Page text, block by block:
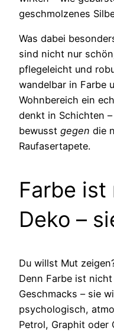
geschmolzenes
Was dabei
sind nicht nur
pflegeleicht und
wandelbar in Farbe
Wohnbereich ein
denkt in Schichten
bewusst gegen die
Raufasertapete.
Farbe ist
Deko –
Du willst Mut
Denn Farbe ist
Geschmacks – sie
psychologisch,
Petrol, Graphit oder